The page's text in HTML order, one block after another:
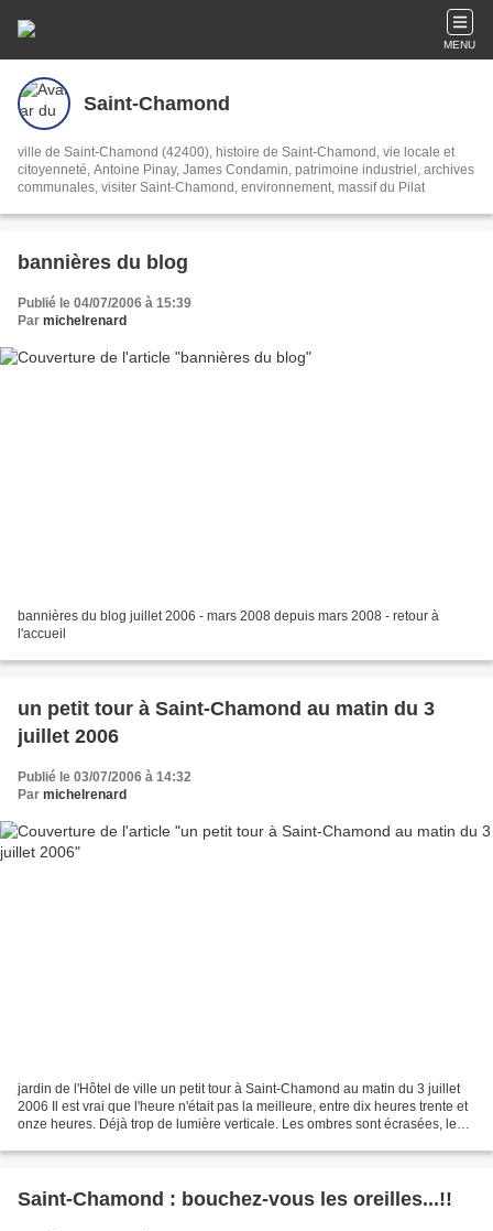
MENU
Saint-Chamond
ville de Saint-Chamond (42400), histoire de Saint-Chamond, vie locale et
citoyenneté, Antoine Pinay, James Condamin, patrimoine industriel, archives
communales, visiter Saint-Chamond, environnement, massif du Pilat
bannières du blog
Publié le 04/07/2006 à 15:39
Par michelrenard
bannières du blog juillet 2006 - mars 2008 depuis mars 2008 - retour à
l'accueil
un petit tour à Saint-Chamond au matin du 3
juillet 2006
Publié le 03/07/2006 à 14:32
Par michelrenard
jardin de l'Hôtel de ville un petit tour à Saint-Chamond au matin du 3 juillet
2006 Il est vrai que l'heure n'était pas la meilleure, entre dix heures trente et
onze heures. Déjà trop de lumière verticale. Les ombres sont écrasées, les
Saint-Chamond : bouchez-vous les oreilles...!!